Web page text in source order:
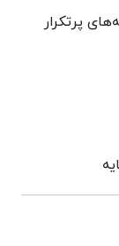
پرتکرار